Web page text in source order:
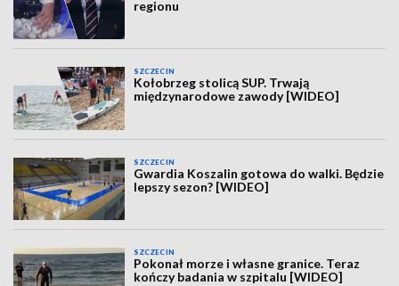
regionu
SZCZECIN
Kołobrzeg stolicą SUP. Trwają
międzynarodowe zawody [WIDEO]
SZCZECIN
Gwardia Koszalin gotowa do walki. Będzie
lepszy sezon? [WIDEO]
SZCZECIN
Pokonał morze i własne granice. Teraz
kończy badania w szpitalu [WIDEO]